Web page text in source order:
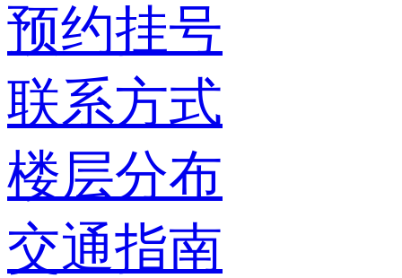
预约挂号
联系方式
楼层分布
交通指南